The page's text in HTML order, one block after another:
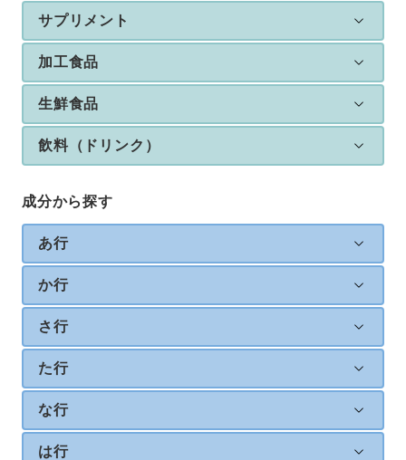
サプリメント
加工食品
生鮮食品
飲料（ドリンク）
成分から探す
あ行
か行
さ行
た行
な行
は行